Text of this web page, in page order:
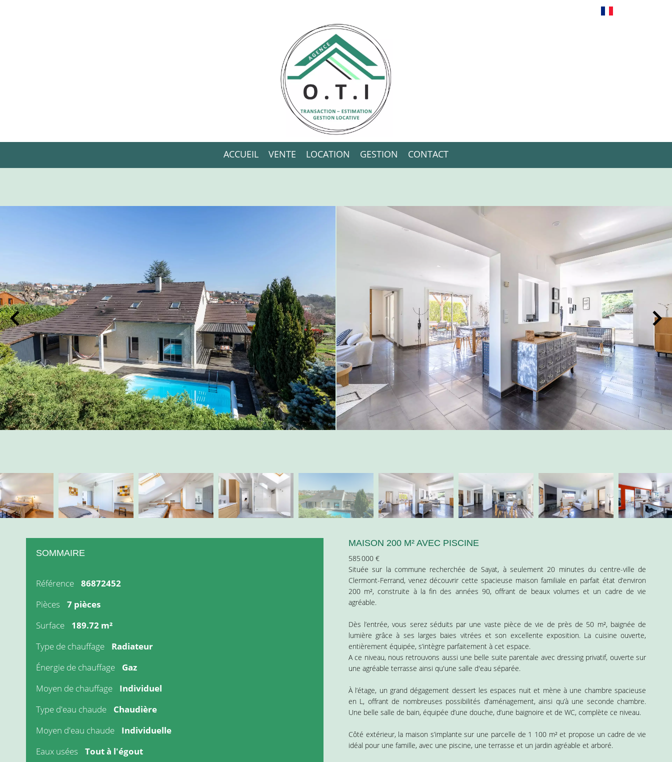
ACCUEIL VENTE LOCATION GESTION CONTACT
SOMMAIRE
Référence
86872452
Pièces
7 pièces
Surface
189.72 m²
Type de chauffage
Radiateur
Énergie de chauffage
Gaz
Moyen de chauffage
Individuel
Type d'eau chaude
Chaudière
Moyen d'eau chaude
Individuelle
Eaux usées
Tout à l'égout
MAISON 200 M² AVEC PISCINE
585 000 €
Située sur la commune recherchée de Sayat, à seulement 20 minutes du centre-ville de
Clermont-Ferrand, venez découvrir cette spacieuse maison familiale en parfait état d’environ
200 m², construite à la fin des années 90, offrant de beaux volumes et un cadre de vie
agréable.
Dès l’entrée, vous serez séduits par une vaste pièce de vie de près de 50 m², baignée de
lumière grâce à ses larges baies vitrées et son excellente exposition. La cuisine ouverte,
entièrement équipée, s’intègre parfaitement à cet espace.
A ce niveau, nous retrouvons aussi une belle suite parentale avec dressing privatif, ouverte sur
une agréable terrasse ainsi qu'une salle d'eau séparée.
À l’étage, un grand dégagement dessert les espaces nuit et mène à une chambre spacieuse
en L, offrant de nombreuses possibilités d’aménagement, ainsi qu’à une seconde chambre.
Une belle salle de bain, équipée d’une douche, d’une baignoire et de WC, complète ce niveau.
Côté extérieur, la maison s’implante sur une parcelle de 1 100 m² et propose un cadre de vie
idéal pour une famille, avec une piscine, une terrasse et un jardin agréable et arboré.